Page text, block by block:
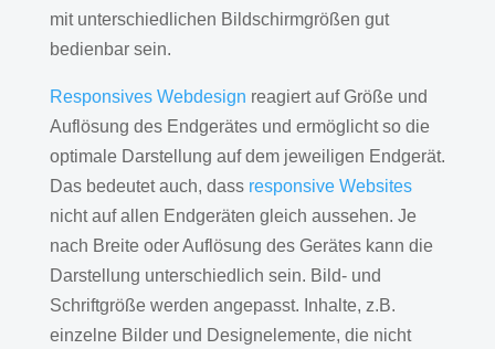
mit unterschiedlichen Bildschirmgrößen gut
bedienbar sein.
Responsives Webdesign reagiert auf Größe und
Auflösung des Endgerätes und ermöglicht so die
optimale Darstellung auf dem jeweiligen Endgerät.
Das bedeutet auch, dass responsive Websites
nicht auf allen Endgeräten gleich aussehen. Je
nach Breite oder Auflösung des Gerätes kann die
Darstellung unterschiedlich sein. Bild- und
Schriftgröße werden angepasst. Inhalte, z.B.
einzelne Bilder und Designelemente, die nicht